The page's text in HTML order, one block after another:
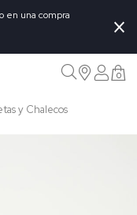
en una compra
×
0
y Chalecos